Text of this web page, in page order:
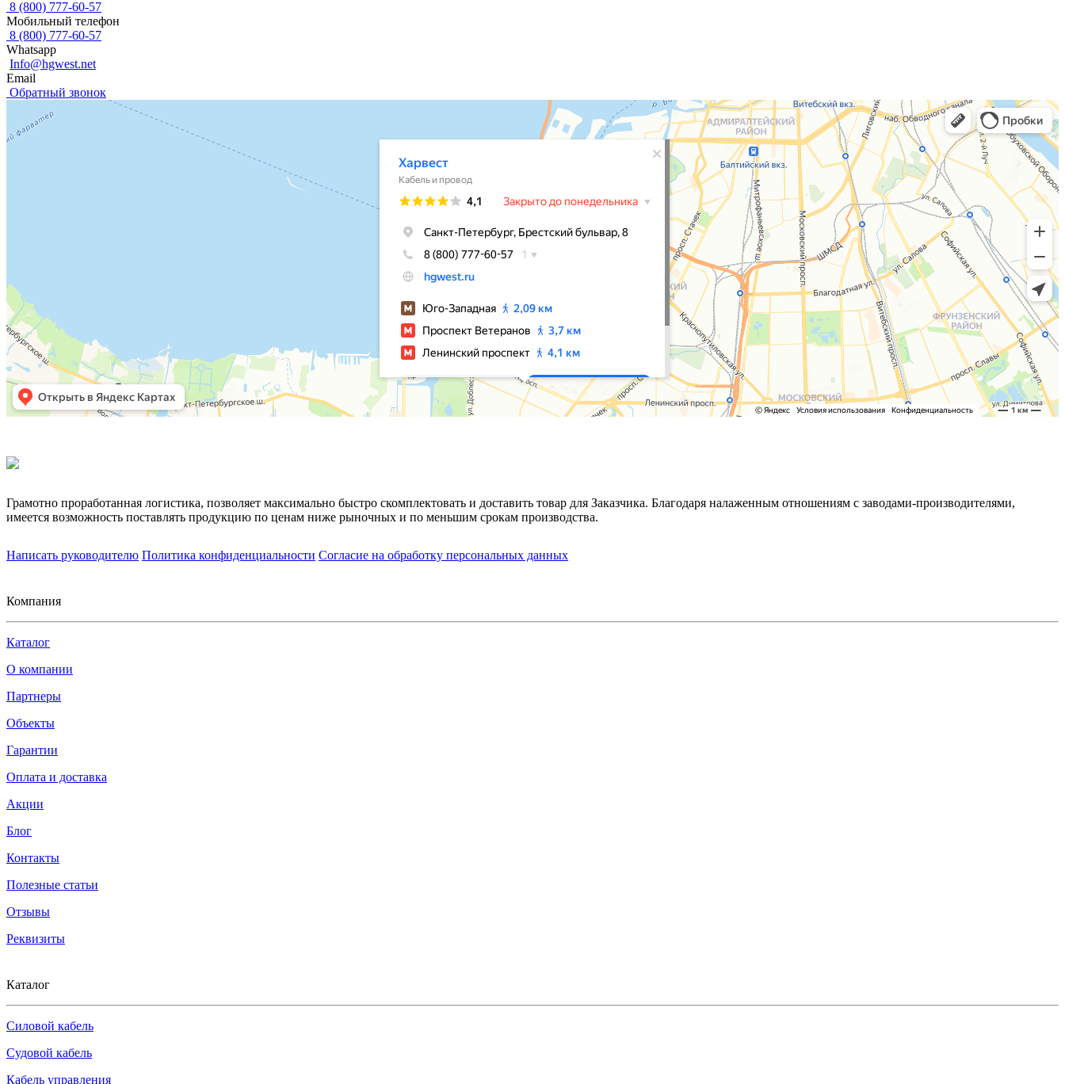
8 (800) 777-60-57
Мобильный телефон
8 (800) 777-60-57
Whatsapp
Info@hgwest.net
Email
Обратный звонок
Грамотно проработанная логистика, позволяет максимально быстро скомплектовать и доставить товар для Заказчика. Благодаря налаженным отношениям с заводами-производителями,
имеется возможность поставлять продукцию по ценам ниже рыночных и по меньшим срокам производства.
Написать руководителю Политика конфиденциальности Согласие на обработку персональных данных
Компания
Каталог
О компании
Партнеры
Объекты
Гарантии
Оплата и доставка
Акции
Блог
Контакты
Полезные статьи
Отзывы
Реквизиты
Каталог
Силовой кабель
Судовой кабель
Кабель управления